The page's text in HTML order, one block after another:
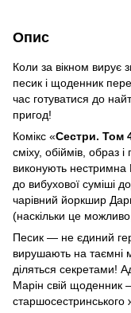
Опис
Коли за вікном вирує
песик і щоденник
час готуватися до
пригод!
Комікс «Сестри. Том
сміху, обіймів, образ
виконують нестримна
до вибухової суміші
чарівний йоркшир
(наскільки це
Песик — не єдиний
вирушають на таємні
діляться секретами!
Марін свій щоденник
старшосестринського